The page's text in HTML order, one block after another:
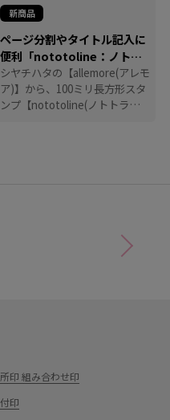
新商品
ページ分割やタイトル記入に
便利「nototoline：ノトト
ライン」
シヤチハタの【allemore(アレモ
ア)】から、100ミリ長方形スタ
ンプ【nototoline(ノトトライ
印 組み合わせ印
印